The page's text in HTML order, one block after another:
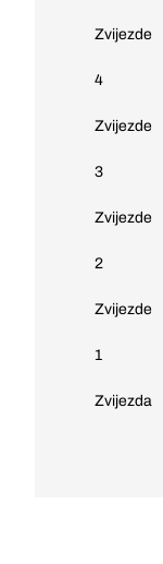
Zvijezde
4
Zvijezde
3
Zvijezde
2
Zvijezde
1
Zvijezda